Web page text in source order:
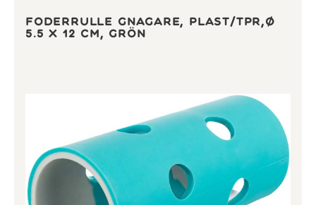
Foderrulle gnagare, plast/TPR,ø
5.5 x 12 cm, grön